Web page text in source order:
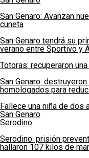
San Genaro: Avanzan
cuneta
San Genaro tendrá su
verano entre Sportivo y
Totoras: recuperaron
San Genaro:
homologados para
Fallece una niña de dos
San Genaro
Serodino
Serodino: prisión
hallaron 107 kilos de